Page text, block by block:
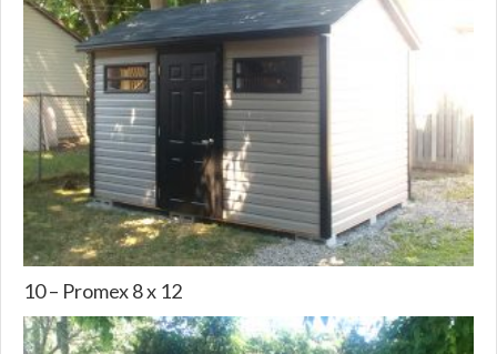
10 – Promex 8 x 12